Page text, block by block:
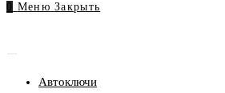
сайту
0 Меню Закрыть
Автоключи